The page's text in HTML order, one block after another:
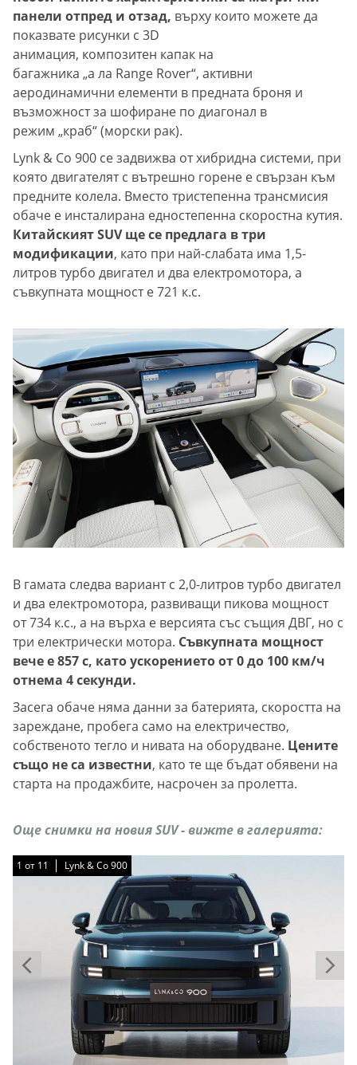
панели отпред и отзад, върху които можете да
показвате рисунки с 3D
анимация, композитен капак на
багажника „а ла Range Rover“, активни
аеродинамични елементи в предната броня и
възможност за шофиране по диагонал в
режим „краб“ (морски рак).
Lynk & Co 900 се задвижва от хибридна системи, при
която двигателят с вътрешно горене е свързан към
предните колела. Вместо тристепенна трансмисия
обаче е инсталирана едностепенна скоростна кутия.
Китайският SUV ще се предлага в три
модификации, като при най-слабата има 1,5-
литров турбо двигател и два електромотора, а
съвкупната мощност е 721 к.с.
В гамата следва вариант с 2,0-литров турбо двигател
и два електромотора, развиващи пикова мощност
от 734 к.с., а на върха е версията със същия ДВГ, но с
три електрически мотора. Съвкупната мощност
вече е 857 с, като ускорението от 0 до 100 км/ч
отнема 4 секунди.
Засега обаче няма данни за батерията, скоростта на
зареждане, пробега само на електричество,
собственото тегло и нивата на оборудване. Цените
също не са известни, като те ще бъдат обявени на
старта на продажбите, насрочен за пролетта.
Още снимки на новия SUV - вижте в галерията:
1 от 11 Lynk & Co 900
1 от 11 Lynk & Co 900
1 от 11 Lynk & Co 900
1 от 11 Lynk & Co 900
1 от 11 Lynk & Co 900
1 от 11 Lynk & Co 900
1 от 11 Lynk & Co 900
1 от 11 Lynk & Co 900
1 от 11 Lynk & Co 900
1 от 11 Lynk & Co 900
1 от 11 Lynk & Co 900